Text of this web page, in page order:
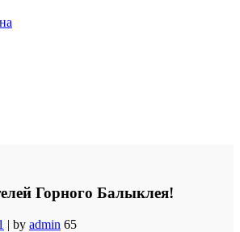
Горного Балыклея!
| by admin 65